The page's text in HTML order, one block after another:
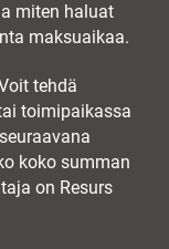
miten haluat
maksuaikaa.
tehdä
toimipaikassa
koko summan
on Resurs